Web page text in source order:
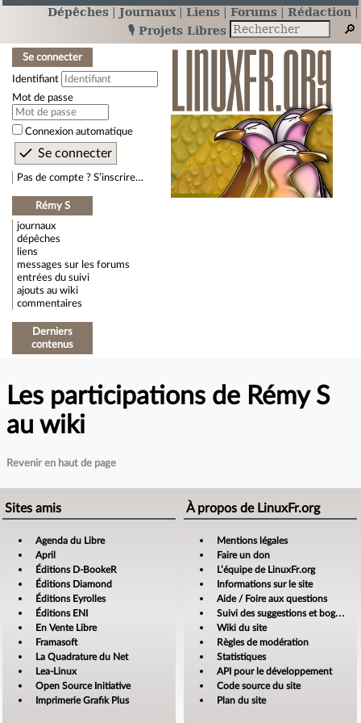
Dépêches Journaux Liens Forums
Rédaction
🎙️ Projets Libres
Se connecter
Identifiant
Mot de passe
Connexion automatique
Pas de compte ? S’inscrire…
Rémy S
journaux
dépêches
liens
messages sur les forums
entrées du suivi
ajouts au wiki
commentaires
Derniers
contenus
Les participations de Rémy S
au wiki
Revenir en haut de page
Sites amis
Agenda du Libre
April
Éditions D-BookeR
Éditions Diamond
Éditions Eyrolles
Éditions ENI
En Vente Libre
Framasoft
La Quadrature du Net
Lea-Linux
Open Source Initiative
Imprimerie Grafik Plus
À propos de LinuxFr.org
Mentions légales
Faire un don
L’équipe de LinuxFr.org
Informations sur le site
Aide / Foire aux questions
Suivi des suggestions et bogues
Wiki du site
Règles de modération
Statistiques
API pour le développement
Code source du site
Plan du site